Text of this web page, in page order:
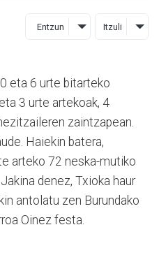
Entzun Itzuli
eta 6 urte bitarteko
3 urte artekoak, 4
zaintzapean.
Haiekin batera,
arteko 72 neska-mutiko
denez, Txioka haur
antolatu zen Burundako
Oinez festa.